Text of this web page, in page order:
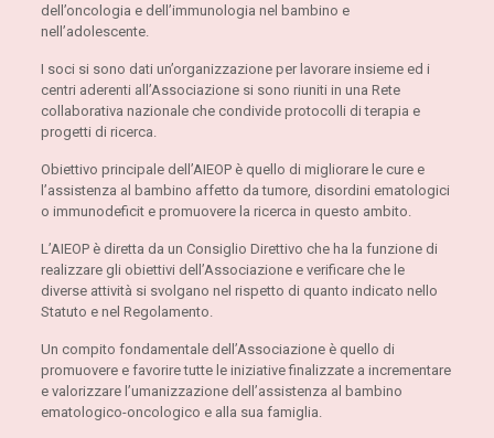
dell’oncologia e dell’immunologia nel bambino e
nell’adolescente.
I soci si sono dati un’organizzazione per lavorare insieme ed i
centri aderenti all’Associazione si sono riuniti in una Rete
collaborativa nazionale che condivide protocolli di terapia e
progetti di ricerca.
Obiettivo principale dell’AIEOP è quello di migliorare le cure e
l’assistenza al bambino affetto da tumore, disordini ematologici
o immunodeficit e promuovere la ricerca in questo ambito.
L’AIEOP è diretta da un Consiglio Direttivo che ha la funzione di
realizzare gli obiettivi dell’Associazione e verificare che le
diverse attività si svolgano nel rispetto di quanto indicato nello
Statuto e nel Regolamento.
Un compito fondamentale dell’Associazione è quello di
promuovere e favorire tutte le iniziative finalizzate a incrementare
e valorizzare l’umanizzazione dell’assistenza al bambino
ematologico-oncologico e alla sua famiglia.